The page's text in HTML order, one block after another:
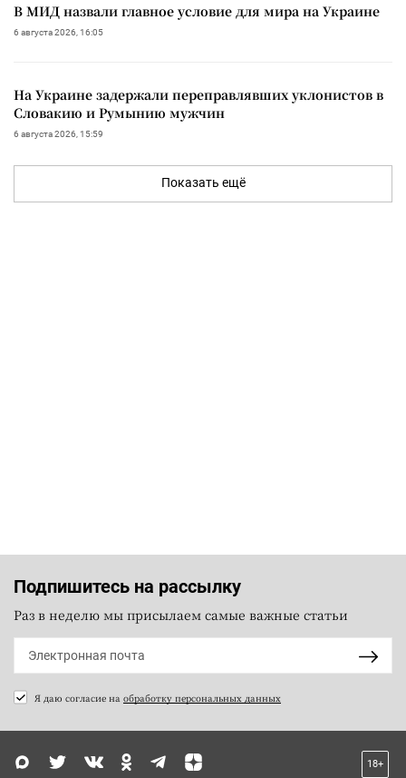
В МИД назвали главное условие для мира на Украине
6 августа 2026, 16:05
На Украине задержали переправлявших уклонистов в
Словакию и Румынию мужчин
6 августа 2026, 15:59
Показать ещё
Подпишитесь на рассылку
Раз в неделю мы присылаем самые важные статьи
Я даю согласие на обработку персональных данных
18+